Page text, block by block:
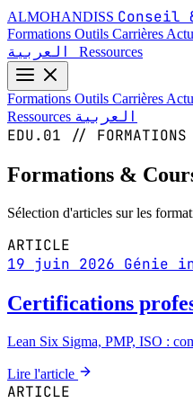
ALMOHANDISS Conseil
Formations Outils Carrières
Ressources
Formations Outils Carrières
Ressources العربية
EDU.01 // FORMATIONS
Formations &
Sélection d'articles sur les
ARTICLE
19 juin 2026 Génie
Certifications
Lean Six Sigma, PMP, ISO :
Lire l'article
ARTICLE